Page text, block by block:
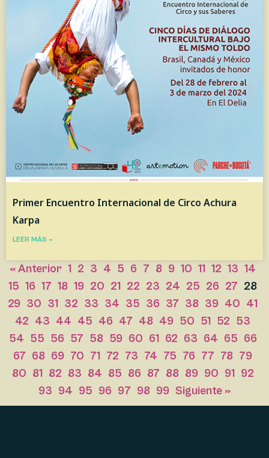
Primer Encuentro Internacional de Circo Achura
Karpa
LEER MÁS »
« Anterior 1 2 3 4 5 6 7 8 9 10 11 12 13 14
15 16 17 18 19 20 21 22 23 24 25 26 27 28
29 30 31 32 33 34 35 36 37 38 39 40 41
42 43 44 45 46 47 48 49 50 51 52 53
54 55 56 57 58 59 60 61 62 63 64 65 66
67 68 69 70 71 72 73 74 75 76 77 78 79
80 81 82 83 84 85 86 87 88 89 90 91 92
93 94 95 96 97 98 99 Siguiente »